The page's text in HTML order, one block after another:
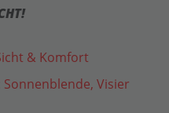
& Komfort
Visier